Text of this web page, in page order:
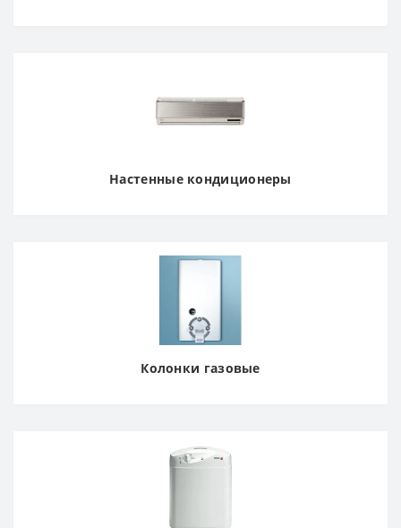
Настенные кондиционеры
Колонки газовые